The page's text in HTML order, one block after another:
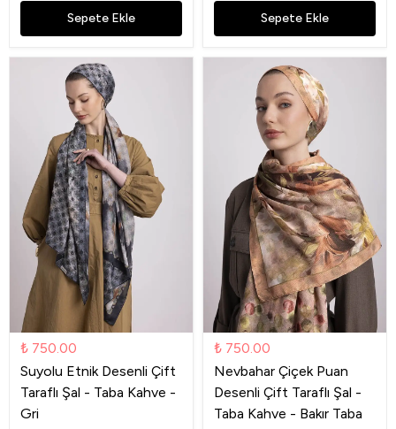
Sepete Ekle Sepete Ekle
₺ 750.00
Suyolu Etnik Desenli Çift
Taraflı Şal - Taba Kahve -
Gri
₺ 750.00
Nevbahar Çiçek Puan
Desenli Çift Taraflı Şal -
Taba Kahve - Bakır Taba